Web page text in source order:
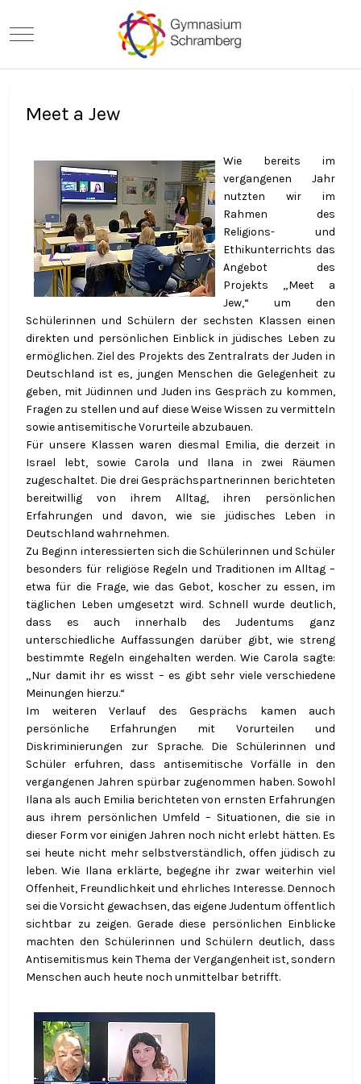
Mobile Menu Toggle
Meet a Jew
Wie bereits im
vergangenen Jahr
nutzten wir im
Rahmen des
Religions- und
Ethikunterrichts das
Angebot des
Projekts „Meet a
Jew,“ um den
Schülerinnen und Schülern der sechsten Klassen einen
direkten und persönlichen Einblick in jüdisches Leben zu
ermöglichen. Ziel des Projekts des Zentralrats der Juden in
Deutschland ist es, jungen Menschen die Gelegenheit zu
geben, mit Jüdinnen und Juden ins Gespräch zu kommen,
Fragen zu stellen und auf diese Weise Wissen zu vermitteln
sowie antisemitische Vorurteile abzubauen.
Für unsere Klassen waren diesmal Emilia, die derzeit in
Israel lebt, sowie Carola und Ilana in zwei Räumen
zugeschaltet. Die drei Gesprächspartnerinnen berichteten
bereitwillig von ihrem Alltag, ihren persönlichen
Erfahrungen und davon, wie sie jüdisches Leben in
Deutschland wahrnehmen.
Zu Beginn interessierten sich die Schülerinnen und Schüler
besonders für religiöse Regeln und Traditionen im Alltag –
etwa für die Frage, wie das Gebot, koscher zu essen, im
täglichen Leben umgesetzt wird. Schnell wurde deutlich,
dass es auch innerhalb des Judentums ganz
unterschiedliche Auffassungen darüber gibt, wie streng
bestimmte Regeln eingehalten werden. Wie Carola sagte:
„Nur damit ihr es wisst – es gibt sehr viele verschiedene
Meinungen hierzu.“
Im weiteren Verlauf des Gesprächs kamen auch
persönliche Erfahrungen mit Vorurteilen und
Diskriminierungen zur Sprache. Die Schülerinnen und
Schüler erfuhren, dass antisemitische Vorfälle in den
vergangenen Jahren spürbar zugenommen haben. Sowohl
Ilana als auch Emilia berichteten von ernsten Erfahrungen
aus ihrem persönlichen Umfeld – Situationen, die sie in
dieser Form vor einigen Jahren noch nicht erlebt hätten. Es
sei heute nicht mehr selbstverständlich, offen jüdisch zu
leben. Wie Ilana erklärte, begegne ihr zwar weiterhin viel
Offenheit, Freundlichkeit und ehrliches Interesse. Dennoch
sei die Vorsicht gewachsen, das eigene Judentum öffentlich
sichtbar zu zeigen. Gerade diese persönlichen Einblicke
machten den Schülerinnen und Schülern deutlich, dass
Antisemitismus kein Thema der Vergangenheit ist, sondern
Menschen auch heute noch unmittelbar betrifft.